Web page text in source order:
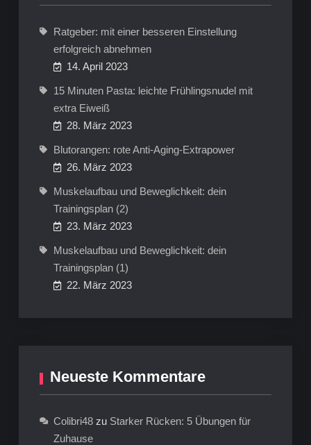
Ratgeber: mit einer besseren Einstellung
erfolgreich abnehmen
14. April 2023
15 Minuten Pasta: leichte Frühlingsnudel mit
extra Eiweiß
28. März 2023
Blutorangen: rote Anti-Aging-Extrapower
26. März 2023
Muskelaufbau und Beweglichkeit: dein
Trainingsplan (2)
23. März 2023
Muskelaufbau und Beweglichkeit: dein
Trainingsplan (1)
22. März 2023
Neueste Kommentare
Colibri48zu Starker Rücken: 5 Übungen für
Zuhause